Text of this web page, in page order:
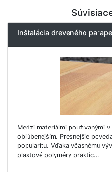
Inštalácia dreveného
Medzi materiálmi používanými
obľúbenejším. Presnejšie
popularitu. Vďaka včasnému
plastové polyméry praktic...